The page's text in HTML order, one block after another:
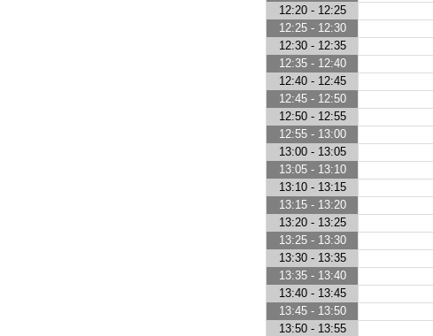
12:20 - 12:25
12:25 - 12:30
12:30 - 12:35
12:35 - 12:40
12:40 - 12:45
12:45 - 12:50
12:50 - 12:55
12:55 - 13:00
13:00 - 13:05
13:05 - 13:10
13:10 - 13:15
13:15 - 13:20
13:20 - 13:25
13:25 - 13:30
13:30 - 13:35
13:35 - 13:40
13:40 - 13:45
13:45 - 13:50
13:50 - 13:55